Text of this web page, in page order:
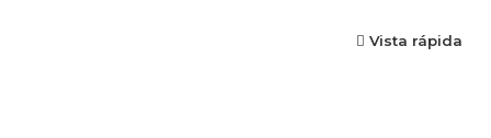
Vista rápida